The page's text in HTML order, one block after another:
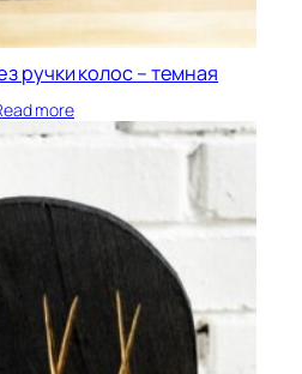
ручки колос – темная
more